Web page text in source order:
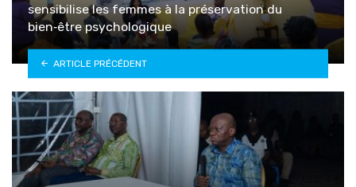
sensibilise les femmes à la préservation du
bien‑être psychologique
ARTICLE PRÉCÉDENT